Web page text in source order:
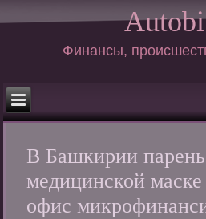
Финансы,
В Башкирии
медицинской
офис